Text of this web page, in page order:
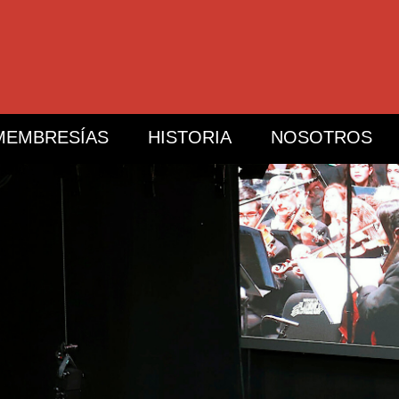
HISTORIA NOSOTROS